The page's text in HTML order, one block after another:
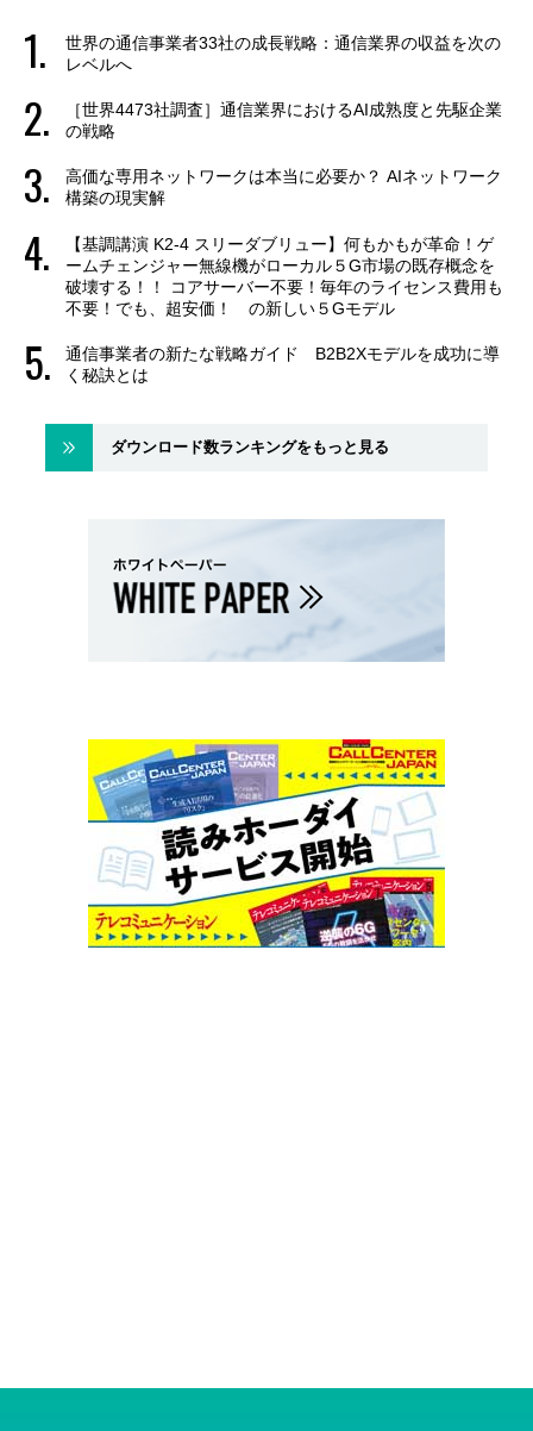
世界の通信事業者33社の成長戦略：通信業界の収益を次の
レベルへ
［世界4473社調査］通信業界におけるAI成熟度と先駆企業
の戦略
高価な専用ネットワークは本当に必要か？ AIネットワーク
構築の現実解
【基調講演 K2-4 スリーダブリュー】何もかもが革命！ゲ
ームチェンジャー無線機がローカル５G市場の既存概念を
破壊する！！ コアサーバー不要！毎年のライセンス費用も
不要！でも、超安価！ の新しい５Gモデル
通信事業者の新たな戦略ガイド B2B2Xモデルを成功に導
く秘訣とは
ダウンロード数ランキングをもっと見る